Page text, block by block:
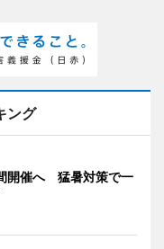
ング
開催へ 猛暑対策で一